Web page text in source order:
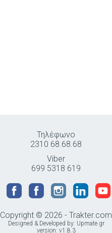
Τηλέφωνο
2310 68.68.68
Viber
699 5318 619
Copyright © 2026 - Trakter.com
Designed & Developed by: Upmate.gr
version: v1.8.3